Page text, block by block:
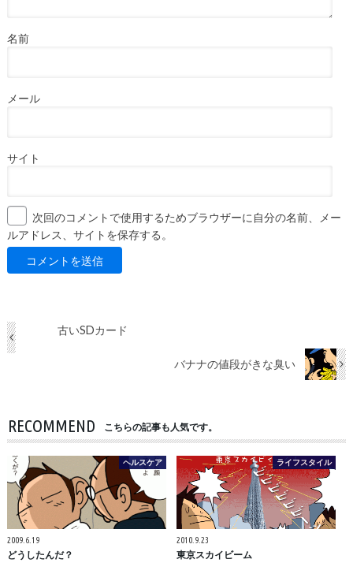
名前
メール
サイト
次回のコメントで使用するためブラウザーに自分の名前、メー
ルアドレス、サイトを保存する。
古いSDカード
バナナの値段がきな臭い
RECOMMEND こちらの記事も人気です。
ヘルスケア
2009.6.19
どうしたんだ？
ライフスタイル
2010.9.23
東京スカイビーム